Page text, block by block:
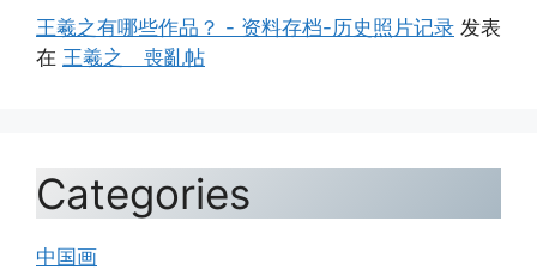
王羲之有哪些作品？ - 资料存档-历史照片记录 发表
在 王羲之 喪亂帖
Categories
中国画